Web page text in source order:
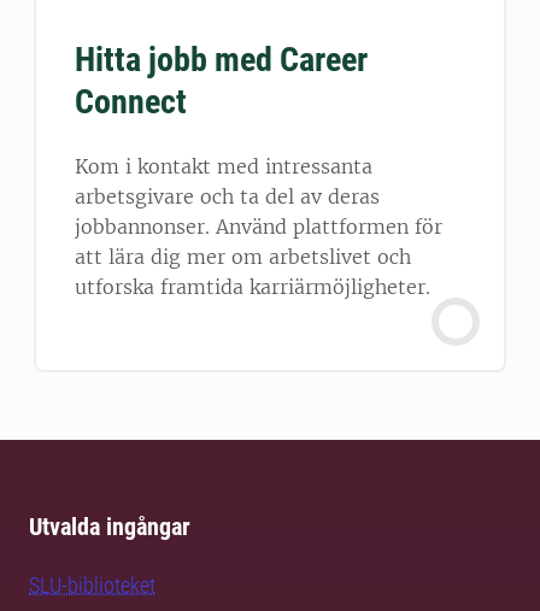
Hitta jobb med Career
Connect
Kom i kontakt med intressanta
arbetsgivare och ta del av deras
jobbannonser. Använd plattformen för
att lära dig mer om arbetslivet och
utforska framtida karriärmöjligheter.
Utvalda ingångar
SLU-biblioteket